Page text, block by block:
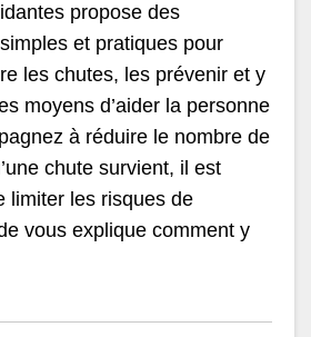
propose des
et pratiques pour
les chutes, les prévenir et y
moyens d’aider la personne
à réduire le nombre de
chute survient, il est
limiter les risques de
vous explique comment y